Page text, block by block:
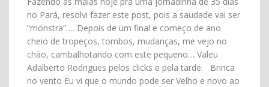
no Pará, resolvi fazer este post, pois a saudade vai ser
“monstra”…. Depois de um final e começo de ano
cheio de tropeços, tombos, mudanças, me vejo no
chão, cambalhotando com este pequeno… Valeu
Adalberto Rodrigues pelos clicks e pela tarde. Brinca
no vento Eu vi que o mundo pode ser Velho e novo ao